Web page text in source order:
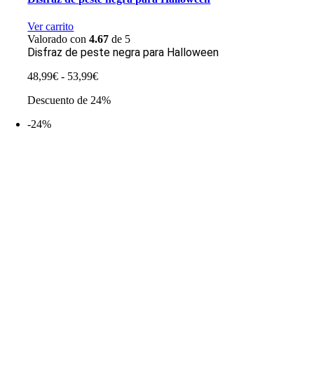
Ver carrito
Valorado con4.67 de 5
Disfraz de peste negra para Halloween
48,99€ - 53,99€Rango
precios:
Descuento de 24%
-24%